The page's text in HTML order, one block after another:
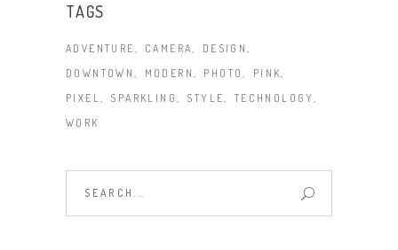
TAGS
ADVENTURE CAMERA
DESIGN
DOWNTOWN
MODERN PHOTO
PINK
PIXEL
SPARKLING STYLE
TECHNOLOGY
WORK